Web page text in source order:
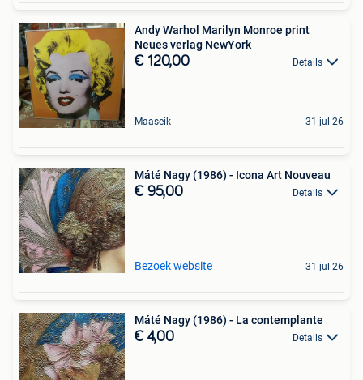
Andy Warhol Marilyn Monroe print
Neues verlag NewYork
€ 120,00 Details
Maaseik 31 jul 26
Máté Nagy (1986) - Icona Art Nouveau
€ 95,00 Details
Bezoek website 31 jul 26
Máté Nagy (1986) - La contemplante
€ 4,00 Details